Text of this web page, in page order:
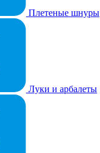
Плетеные шнуры
Луки и арбалеты